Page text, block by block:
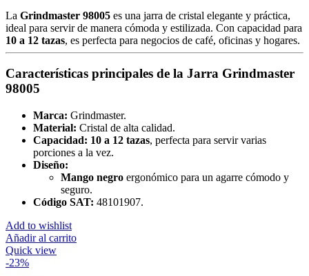
La Grindmaster 98005 es una jarra de cristal elegante y práctica,
ideal para servir de manera cómoda y estilizada. Con capacidad para
10 a 12 tazas, es perfecta para negocios de café, oficinas y hogares.
Características principales de la Jarra Grindmaster
98005
Marca: Grindmaster.
Material: Cristal de alta calidad.
Capacidad: 10 a 12 tazas, perfecta para servir varias
porciones a la vez.
Diseño:
Mango negro ergonómico para un agarre cómodo y
seguro.
Código SAT: 48101907.
Add to wishlist
Añadir al carrito
Quick view
-23%